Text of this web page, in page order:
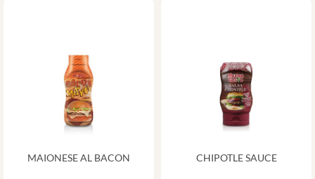
MAIONESE AL BACON CHIPOTLE SAUCE